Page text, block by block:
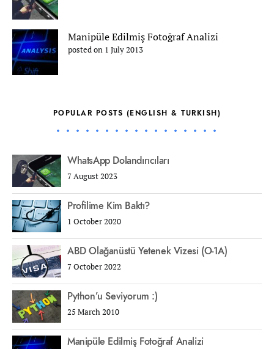
Manipüle Edilmiş Fotoğraf Analizi
posted on 1 July 2013
POPULAR POSTS (ENGLISH & TURKISH)
WhatsApp Dolandırıcıları
7 August 2023
Profilime Kim Baktı?
1 October 2020
ABD Olağanüstü Yetenek Vizesi (O-1A)
7 October 2022
Python’u Seviyorum :)
25 March 2010
Manipüle Edilmiş Fotoğraf Analizi